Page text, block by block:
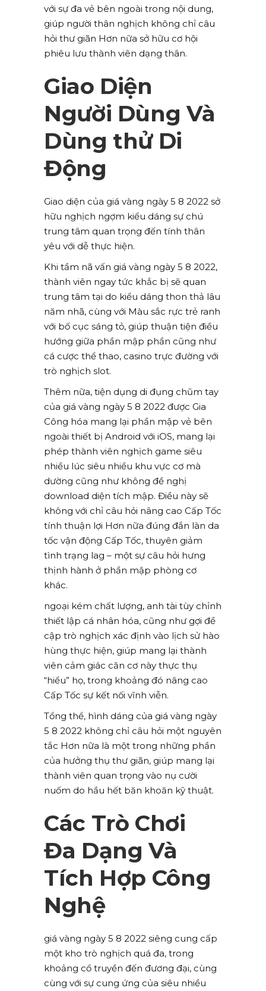
với sự đa vẻ bên ngoài trong nội dung,
giúp người thân nghịch không chỉ câu
hỏi thư giãn Hơn nữa sở hữu cơ hội
phiêu lưu thành viên dạng thân.
Giao Diện
Người Dùng Và
Dùng thử Di
Động
Giao diện của giá vàng ngày 5 8 2022 sở
hữu nghịch ngợm kiểu dáng sự chú
trung tâm quan trọng đến tính thân
yêu với dễ thực hiện.
Khi tầm nã vấn giá vàng ngày 5 8 2022,
thành viên ngay tức khắc bị sẽ quan
trung tâm tại do kiểu dáng thon thả lâu
năm nhã, cùng với Màu sắc rực trẻ ranh
với bố cục sáng tỏ, giúp thuận tiện điều
hướng giữa phần mập phần cũng như
cá cược thể thao, casino trực đường với
trò nghịch slot.
Thêm nữa, tiện dụng di đụng chũm tay
của giá vàng ngày 5 8 2022 được Gia
Công hóa mang lại phần mập vẻ bên
ngoài thiết bị Android với iOS, mang lại
phép thành viên nghịch game siêu
nhiều lúc siêu nhiều khu vực cơ mà
dường cũng như không đề nghị
download diện tích mập. Điều này sẽ
không với chỉ câu hỏi nâng cao Cấp Tốc
tính thuận lợi Hơn nữa đúng đắn làn da
tốc vận động Cấp Tốc, thuyên giảm
tình trạng lag – một sự câu hỏi hưng
thịnh hành ở phần mập phòng cơ
khác.
ngoại kém chất lượng, anh tài tùy chỉnh
thiết lập cá nhân hóa, cũng như gợi đề
cập trò nghịch xác định vào lịch sử hào
hùng thực hiện, giúp mang lại thành
viên cảm giác căn cơ này thực thụ
“hiểu” họ, trong khoảng đó nâng cao
Cấp Tốc sự kết nối vĩnh viễn.
Tổng thể, hình dáng của giá vàng ngày
5 8 2022 không chỉ câu hỏi một nguyên
tắc Hơn nữa là một trong những phần
của hưởng thụ thư giãn, giúp mang lại
thành viên quan trọng vào nụ cười
nuốm do hầu hết băn khoăn kỹ thuật.
Các Trò Chơi
Đa Dạng Và
Tích Hợp Công
Nghệ
giá vàng ngày 5 8 2022 siêng cung cấp
một kho trò nghịch quá đa, trong
khoảng cổ truyền đến đương đại, cùng
cùng với sự cung ứng của siêu nhiều